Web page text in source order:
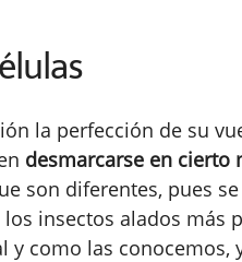
la perfección de su
desmarcarse en cierto
son diferentes, pues
insectos alados más
y como las conocemos,